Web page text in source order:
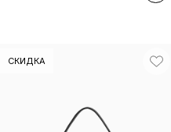
СКИДКА